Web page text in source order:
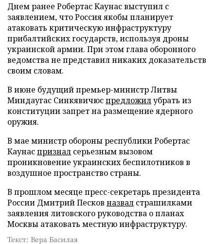
Днем ранее Робертас Каунас выступил с
заявлением, что Россия якобы планирует
атаковать критическую инфраструктуру
прибалтийских государств, используя дроны
украинской армии. При этом глава оборонного
ведомства не представил никаких доказательств
своим словам.
В июне будущий премьер-министр Литвы
Миндаугас Синкявичюспредложилубрать из
конституции запрет на размещение ядерного
оружия.
В мае министр обороны республики Робертас
Каунаспризнал серьезным вызовом
проникновение украинских беспилотников в
воздушное пространство страны.
В прошлом месяце пресс-секретарь президента
России Дмитрий Песков назвал страшилками
заявления литовского руководства о планах
Москвы атаковать местную инфраструктуру.
Текст: Вера Басилая